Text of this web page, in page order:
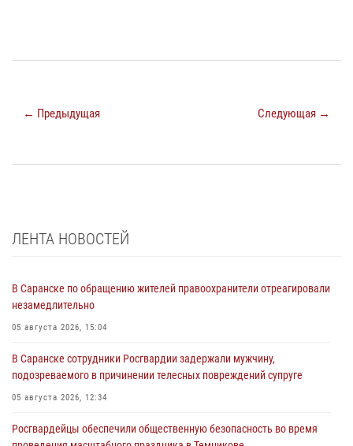
← Предыдущая Следующая →
ЛЕНТА НОВОСТЕЙ
В Саранске по обращению жителей правоохранители отреагировали
незамедлительно
05 августа 2026, 15:04
В Саранске сотрудники Росгвардии задержали мужчину,
подозреваемого в причинении телесных повреждений супруге
05 августа 2026, 12:34
Росгвардейцы обеспечили общественную безопасность во время